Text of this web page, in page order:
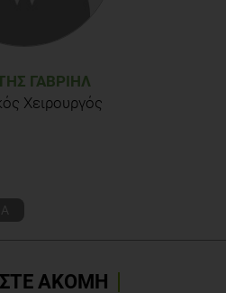
ΓΑΒΡΙΉΛ
Χειρουργός
ΑΚΟΜΗ